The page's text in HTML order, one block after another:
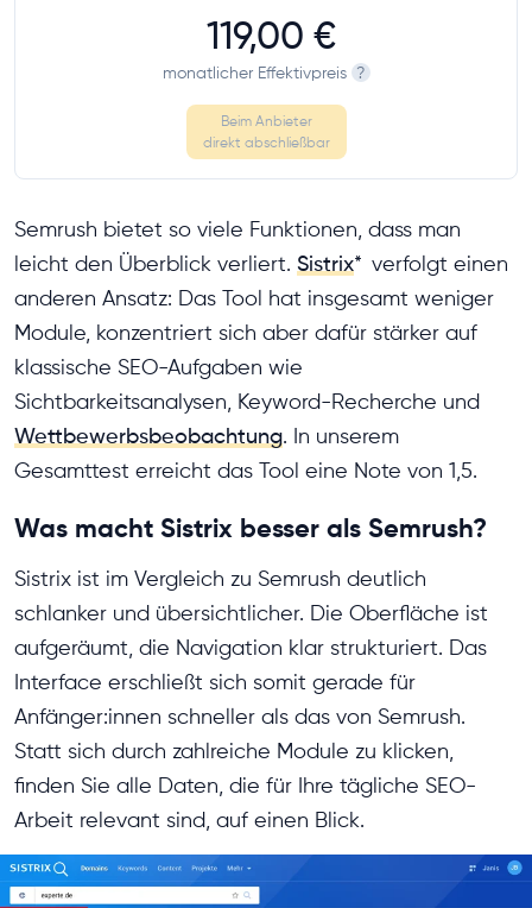
119,00 €
monatlicher Effektivpreis ?
Beim Anbieter
direkt abschließbar
Semrush bietet so viele Funktionen, dass man
leicht den Überblick verliert. Sistrix* verfolgt einen
anderen Ansatz: Das Tool hat insgesamt weniger
Module, konzentriert sich aber dafür stärker auf
klassische SEO-Aufgaben wie
Sichtbarkeitsanalysen, Keyword-Recherche und
Wettbewerbsbeobachtung. In unserem
Gesamttest erreicht das Tool eine Note von 1,5.
Was macht Sistrix besser als Semrush?
Sistrix ist im Vergleich zu Semrush deutlich
schlanker und übersichtlicher. Die Oberfläche ist
aufgeräumt, die Navigation klar strukturiert. Das
Interface erschließt sich somit gerade für
Anfänger:innen schneller als das von Semrush.
Statt sich durch zahlreiche Module zu klicken,
finden Sie alle Daten, die für Ihre tägliche SEO-
Arbeit relevant sind, auf einen Blick.